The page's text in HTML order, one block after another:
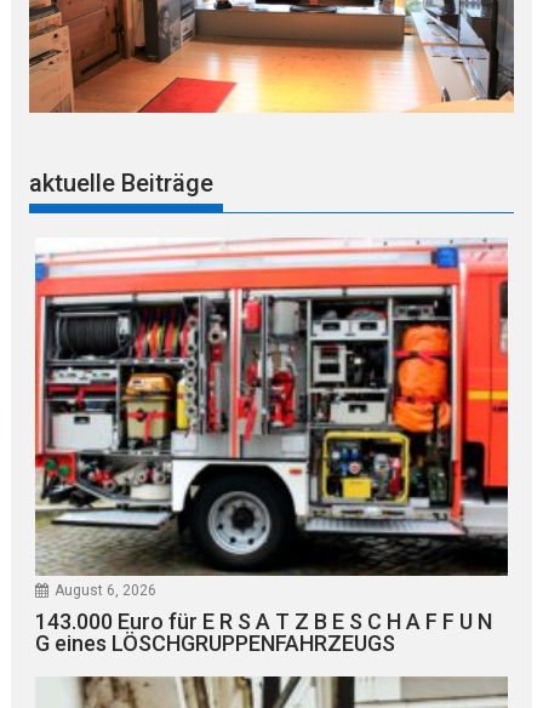
aktuelle Beiträge
August 6, 2026
143.000 Euro für E R S A T Z B E S C H A F F U N
G eines LÖSCHGRUPPENFAHRZEUGS